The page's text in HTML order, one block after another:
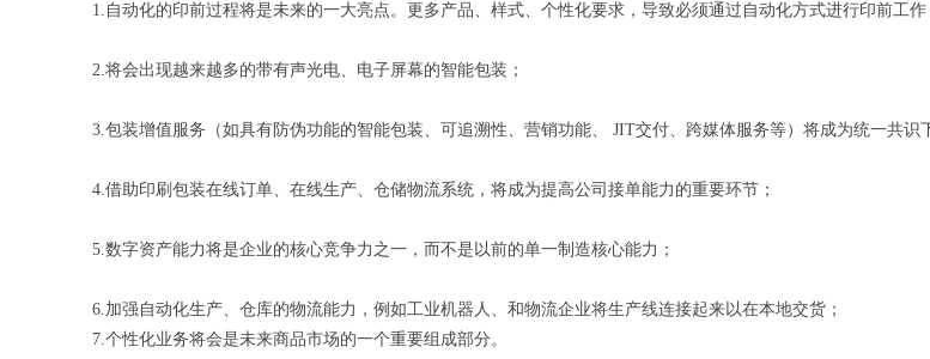
1.自动化的印前过程将是未来的一大亮点。更多产品、样式、个性化要求，导致必须通过自动化方式进行印前工
2.将会出现越来越多的带有声光电、电子屏幕的智能包装；
3.包装增值服务（如具有防伪功能的智能包装、可追溯性、营销功能、 JIT交付、跨媒体服务等）将成为统一共识
4.借助印刷包装在线订单、在线生产、仓储物流系统，将成为提高公司接单能力的重要环节；
5.数字资产能力将是企业的核心竞争力之一，而不是以前的单一制造核心能力；
6.加强自动化生产、仓库的物流能力，例如工业机器人、和物流企业将生产线连接起来以在本地交货；
7.个性化业务将会是未来商品市场的一个重要组成部分。